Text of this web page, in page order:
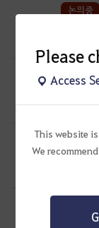
Please
Access
This website
We
논의중
논의중
179 [건의 게
논의중
[건의 게